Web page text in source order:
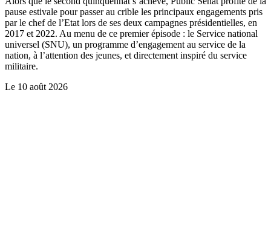
pause estivale pour passer au crible les principaux engagements pris
par le chef de l’Etat lors de ses deux campagnes présidentielles, en
2017 et 2022. Au menu de ce premier épisode : le Service national
universel (SNU), un programme d’engagement au service de la
nation, à l’attention des jeunes, et directement inspiré du service
militaire.
Le 10 août 2026